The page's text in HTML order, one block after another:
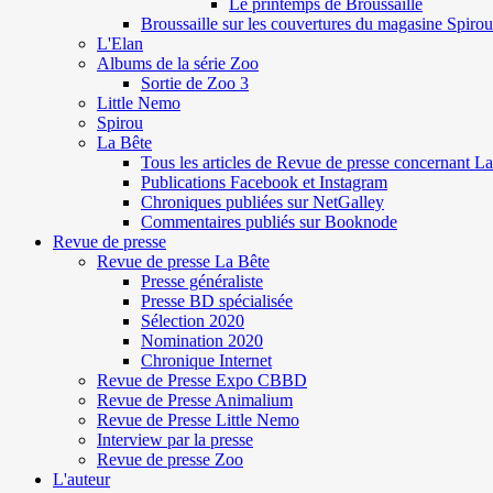
Broussaille sur les couvertures du magasine Spirou
L'Elan
Albums de la série Zoo
Sortie de Zoo 3
Little Nemo
Spirou
La Bête
Tous les articles de Revue de presse concernant
Publications Facebook et Instagram
Chroniques publiées sur NetGalley
Commentaires publiés sur Booknode
Revue de presse
Revue de presse La Bête
Presse généraliste
Presse BD spécialisée
Sélection 2020
Nomination 2020
Chronique Internet
Revue de Presse Expo CBBD
Revue de Presse Animalium
Revue de Presse Little Nemo
Interview par la presse
Revue de presse Zoo
L'auteur